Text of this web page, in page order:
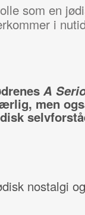
som en
i
A
men
nostalgi